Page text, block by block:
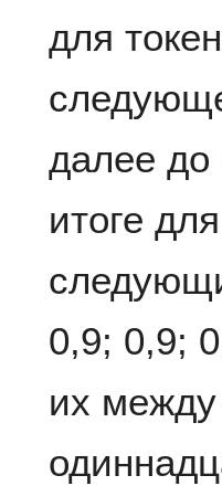
для
далее до
итоге
0,9; 0,9;
их между